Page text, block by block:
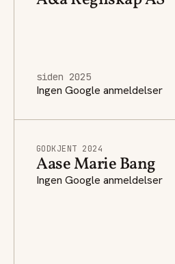
siden 2025
Ingen Google anmeldelser
GODKJENT 2024
Aase Marie Bang
Ingen Google anmeldelser